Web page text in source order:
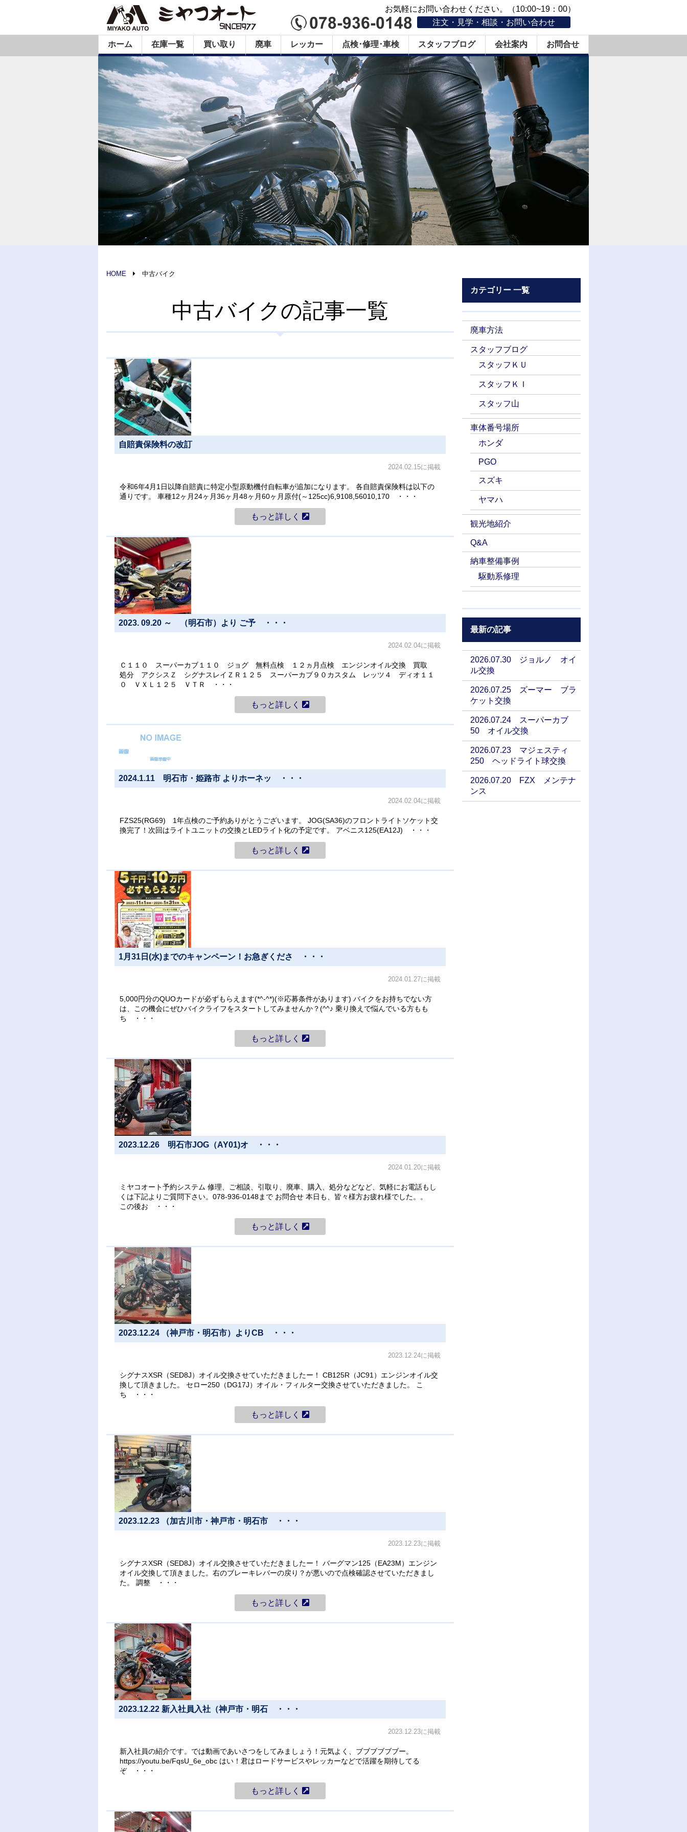
お気軽にお問い合わせください。（10:00~19：00）
注文・見学・相談・お問い合わせ
ホーム 在庫一覧 買い取り 廃車 レッカー 点検･修理･車検 スタッフブログ 会社案内 お問合せ
HOME 中古バイク
中古バイクの記事一覧
自賠責保険料の改訂
2024.02.15に掲載
令和6年4月1日以降自賠責に特定小型原動機付自転車が追加になります。 各自賠責保険料は以下の
通りです。 車種12ヶ月24ヶ月36ヶ月48ヶ月60ヶ月原付(～125cc)6,9108,56010,170 ・・・
もっと詳しく
2023. 09.20 ～ （明石市）より ご予 ・・・
2024.02.04に掲載
Ｃ１１０ スーパーカブ１１０ ジョグ 無料点検 １２ヵ月点検 エンジンオイル交換 買取
処分 アクシスＺ シグナスレイＺＲ１２５ スーパーカブ９０カスタム レッツ４ ディオ１１
０ ＶＸＬ１２５ ＶＴＲ ・・・
もっと詳しく
2024.1.11 明石市・姫路市 よりホーネッ ・・・
2024.02.04に掲載
FZS25(RG69) 1年点検のご予約ありがとうございます。 JOG(SA36)のフロントライトソケット交
換完了！次回はライトユニットの交換とLEDライト化の予定です。 アベニス125(EA12J) ・・・
もっと詳しく
1月31日(水)までのキャンペーン！お急ぎくださ ・・・
2024.01.27に掲載
5,000円分のQUOカードが必ずもらえます(*^-^*)(※応募条件があります) バイクをお持ちでない方
は、この機会にぜひバイクライフをスタートしてみませんか？(^^♪ 乗り換えで悩んでいる方もも
ち ・・・
もっと詳しく
2023.12.26 明石市JOG（AY01)オ ・・・
2024.01.20に掲載
ミヤコオート予約システム 修理、ご相談、引取り、廃車、購入、処分などなど、気軽にお電話もし
くは下記よりご質問下さい。078-936-0148まで お問合せ 本日も、皆々様方お疲れ様でした。。
この後お ・・・
もっと詳しく
2023.12.24 （神戸市・明石市）よりCB ・・・
2023.12.24に掲載
シグナスXSR（SED8J）オイル交換させていただきましたー！ CB125R（JC91）エンジンオイル交
換して頂きました。 セロー250（DG17J）オイル・フィルター交換させていただきました。 こ
ち ・・・
もっと詳しく
2023.12.23 （加古川市・神戸市・明石市 ・・・
2023.12.23に掲載
シグナスXSR（SED8J）オイル交換させていただきましたー！ バーグマン125（EA23M）エンジン
オイル交換して頂きました。右のブレーキレバーの戻り？が悪いので点検確認させていただきまし
た。 調整 ・・・
もっと詳しく
2023.12.22 新入社員入社（神戸市・明石 ・・・
2023.12.23に掲載
新入社員の紹介です。では動画であいさつをしてみましょう！元気よく、ブブブブブブー。
https://youtu.be/FqsU_6e_obc はい！君はロードサービスやレッカーなどで活躍を期待してる
ぞ ・・・
もっと詳しく
カテゴリー 一覧
廃車方法
スタッフブログ
スタッフＫＵ
スタッフＫＩ
スタッフ山
車体番号場所
ホンダ
PGO
スズキ
ヤマハ
観光地紹介
Q&A
納車整備事例
駆動系修理
最新の記事
2026.07.30 ジョルノ オイ
ル交換
2026.07.25 ズーマー ブラ
ケット交換
2026.07.24 スーパーカブ
50 オイル交換
2026.07.23 マジェスティ
250 ヘッドライト球交換
2026.07.20 FZX メンテナ
ンス